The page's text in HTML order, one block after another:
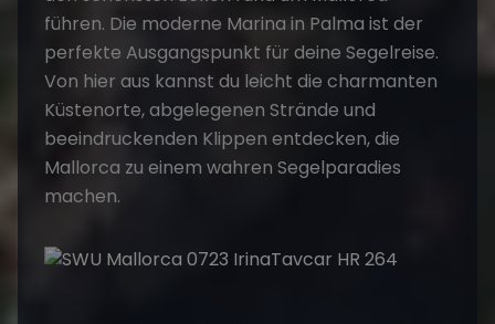
führen. Die moderne Marina in Palma ist der
perfekte Ausgangspunkt für deine Segelreise.
Von hier aus kannst du leicht die charmanten
Küstenorte, abgelegenen Strände und
beeindruckenden Klippen entdecken, die
Mallorca zu einem wahren Segelparadies
machen.